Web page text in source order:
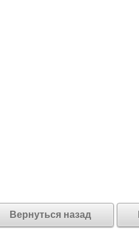
Вернуться назад